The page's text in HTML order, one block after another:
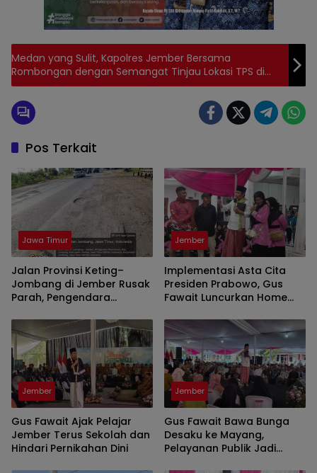
Medan yang Sulit, Kapolres Jember Bersama
Rombongan dengan Semangat Tinjau Lokasi TPS di
Desa Pedalaman
Pos Terkait
Jawa Timur
Jalan Provinsi Keting–
Jombang di Jember Rusak
Parah, Pengendara
Lubang
Jember
Implementasi Asta Cita
Presiden Prabowo, Gus
Fawait Luncurkan Home
Jember
Gus Fawait Ajak Pelajar
Jember Terus Sekolah dan
Hindari Pernikahan Dini
Jember
Gus Fawait Bawa Bunga
Desaku ke Mayang,
Pelayanan Publik Jadi